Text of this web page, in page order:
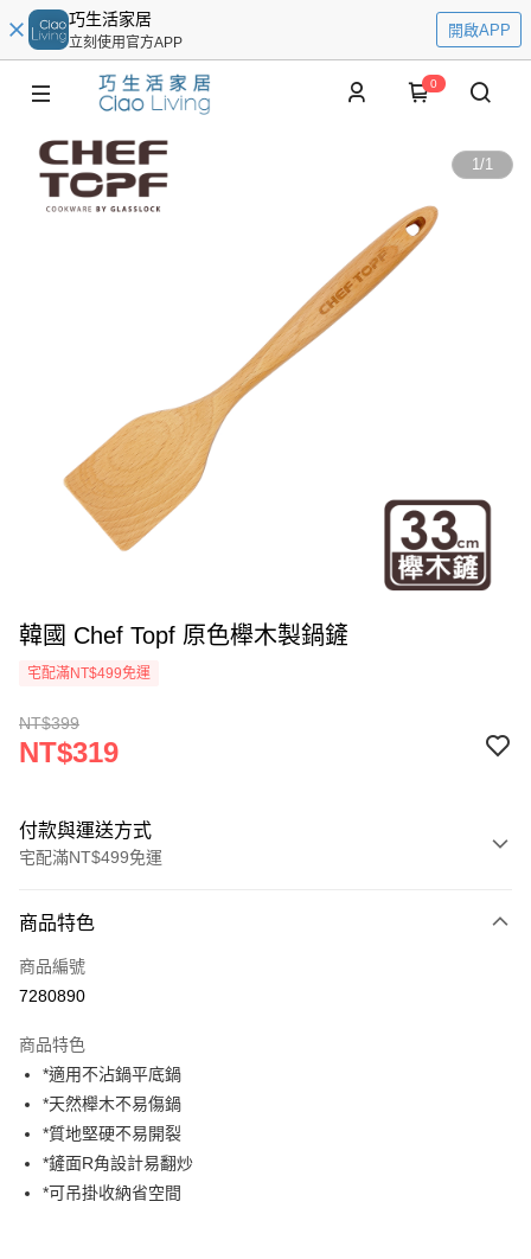
巧生活家居
立刻使用官方APP
開啟APP
0
1/1
韓國 Chef Topf 原色櫸木製鍋鏟
宅配滿NT$499免運
NT$399
NT$319
付款與運送方式
宅配滿NT$499免運
信用卡一次付款
LINE Pay
街口支付
悠遊付
ATM付款
商品特色
商品編號
7280890
商品特色
*適用不沾鍋平底鍋
*天然櫸木不易傷鍋
*質地堅硬不易開裂
*鏟面R角設計易翻炒
*可吊掛收納省空間